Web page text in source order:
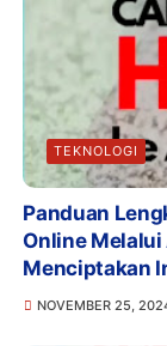
TEKNOLOGI
Panduan
Online
Menciptakan
NOVEMBER 25,